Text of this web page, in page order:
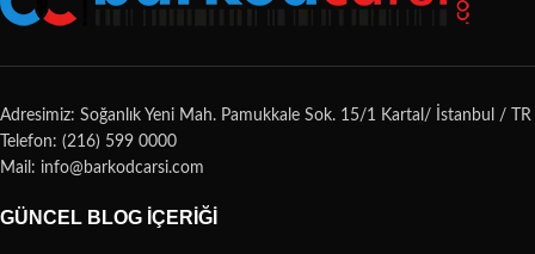
Adresimiz: Soğanlık Yeni Mah. Pamukkale Sok. 15/1 Kartal/ İstanbul / TR
Telefon: (216) 599 0000
Mail: info@barkodcarsi.com
GÜNCEL BLOG İÇERIĞI